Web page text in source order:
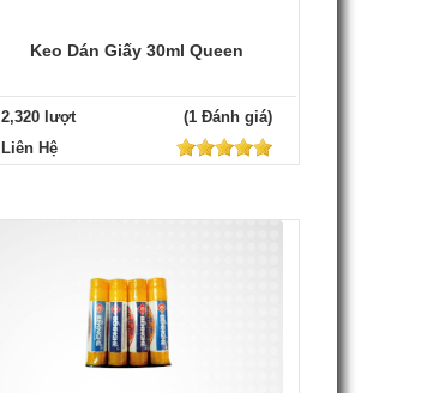
Keo Dán Giấy 30ml Queen
2,320 lượt
(1 Đánh giá)
Liên Hệ